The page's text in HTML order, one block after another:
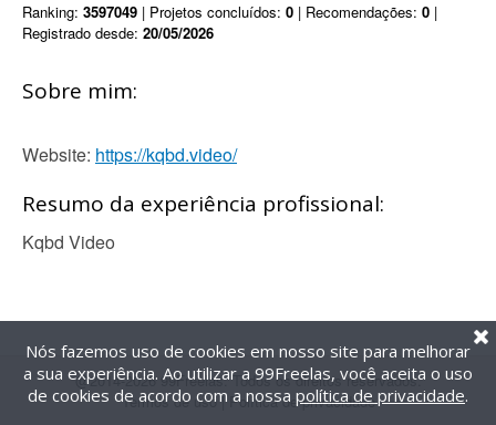
Ranking: 3597049 | Projetos concluídos: 0 | Recomendações: 0 |
Registrado desde: 20/05/2026
Sobre mim:
Website: https://kqbd.video/
Resumo da experiência profissional:
Kqbd Video
@2014-2026 99Freelas. Todos os direitos reservados.
Termos de uso| Política de privacidade
Nós fazemos uso de cookies em nosso site para melhorar
a sua experiência. Ao utilizar a 99Freelas, você aceita o uso
de cookies de acordo com a nossa política de privacidade.